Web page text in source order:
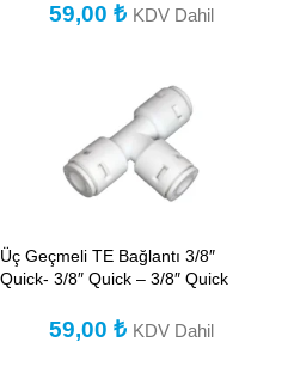
59,00 ₺ KDV Dahil
Üç Geçmeli TE Bağlantı 3/8″
Quick- 3/8″ Quick – 3/8″ Quick
59,00 ₺ KDV Dahil